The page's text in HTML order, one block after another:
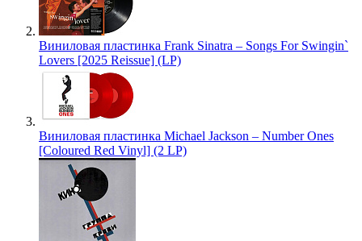
Виниловая пластинка Frank Sinatra – Songs For Swingin`
Lovers [2025 Reissue] (LP)
Виниловая пластинка Michael Jackson – Number Ones
[Coloured Red Vinyl] (2 LP)